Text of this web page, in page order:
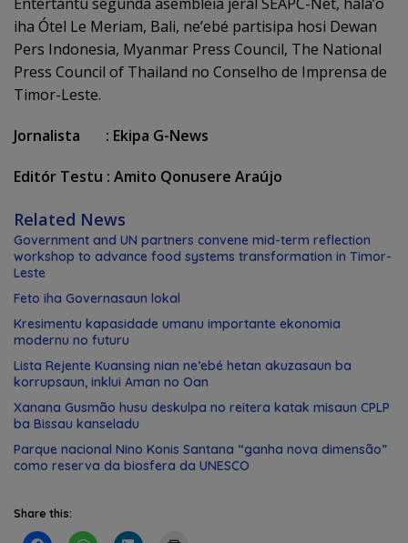
iha Ótel Le Meriam, Bali, ne’ebé partisipa hosi Dewan
Pers Indonesia, Myanmar Press Council, The National
Press Council of Thailand no Conselho de Imprensa de
Timor-Leste.
Jornalista : Ekipa G-News
Editór Testu : Amito Qonusere Araújo
Related News
Government and UN partners convene mid-term reflection
workshop to advance food systems transformation in Timor-
Leste
Feto iha Governasaun lokal
Kresimentu kapasidade umanu importante ekonomia
modernu no futuru
Lista Rejente Kuansing nian ne’ebé hetan akuzasaun ba
korrupsaun, inklui Aman no Oan
Xanana Gusmão husu deskulpa no reitera katak misaun CPLP
ba Bissau kanseladu
Parque nacional Nino Konis Santana “ganha nova dimensão”
como reserva da biosfera da UNESCO
Share this: